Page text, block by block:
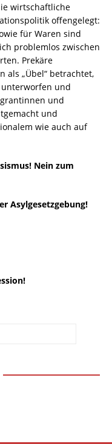
wirtschaftliche
offengelegt:
für Waren sind
problemlos zwischen
Prekäre
als „Übel“ betrachtet,
und
und
und
wie auch auf
Nein zum
Asylgesetzgebung!